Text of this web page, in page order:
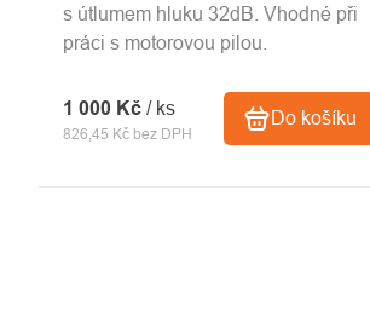
826,45 Kč bez DPH
1 000 Kč / ks Do košíku
s útlumem hluku 32dB. Vhodné při
práci s motorovou pilou.